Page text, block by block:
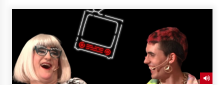
“Hiztegi bat” Gorka Urbizuk idatzitako letren
hiztegia
2026/07/23
Bakaikuko barnetegitik gazteek egindako saio
berezia